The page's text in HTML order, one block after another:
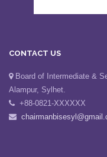
CONTACT US
Board of Intermediate &
Alampur, Sylhet.
+88-0821-XXXXXX